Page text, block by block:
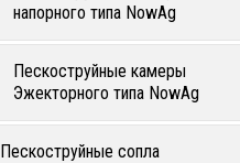
напорного типа NowAg
Пескоструйные камеры
Эжекторного типа NowAg
Пескоструйные сопла